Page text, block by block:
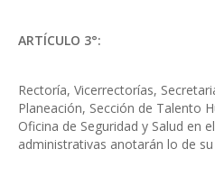
ARTÍCULO 3°:
Rectoría, Vicerrectorías,
Planeación, Sección de Talento
Oficina de Seguridad y Salud en
administrativas anotarán lo de